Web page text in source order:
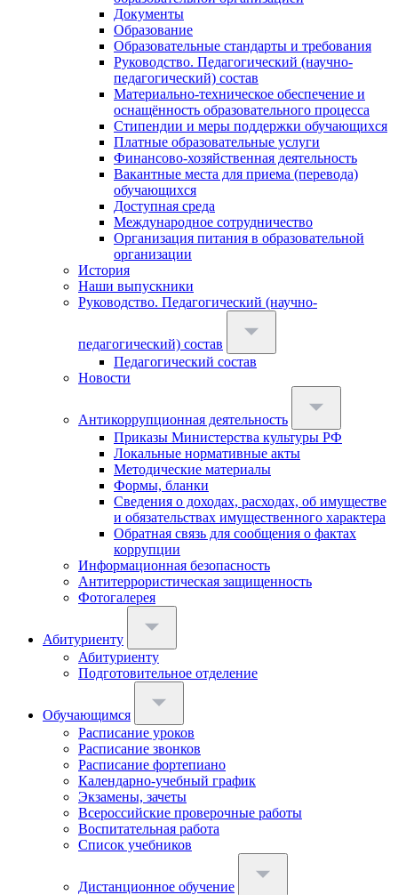
Документы
Образование
Образовательные стандарты и требования
Руководство. Педагогический (научно-
педагогический) состав
Материально-техническое обеспечение и
оснащённость образовательного процесса
Стипендии и меры поддержки обучающихся
Платные образовательные услуги
Финансово-хозяйственная деятельность
Вакантные места для приема (перевода)
обучающихся
Доступная среда
Международное сотрудничество
Организация питания в образовательной
организации
История
Наши выпускники
Руководство. Педагогический (научно-
педагогический) состав
Педагогический состав
Новости
Антикоррупционная деятельность
Приказы Министерства культуры РФ
Локальные нормативные акты
Методические материалы
Формы, бланки
Сведения о доходах, расходах, об имуществе
и обязательствах имущественного характера
Обратная связь для сообщения о фактах
коррупции
Информационная безопасность
Антитеррористическая защищенность
Фотогалерея
Абитуриенту
Абитуриенту
Подготовительное отделение
Обучающимся
Расписание уроков
Расписание звонков
Расписание фортепиано
Календарно-учебный график
Экзамены, зачеты
Всероссийские проверочные работы
Воспитательная работа
Список учебников
Дистанционное обучение